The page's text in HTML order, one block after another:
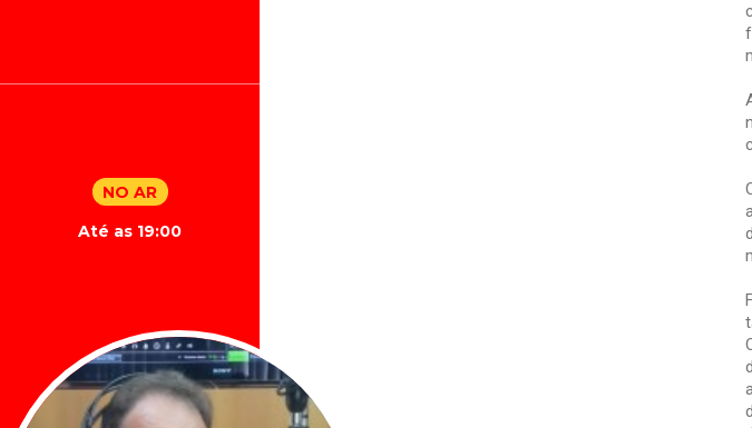
NO AR
Até as 19:00